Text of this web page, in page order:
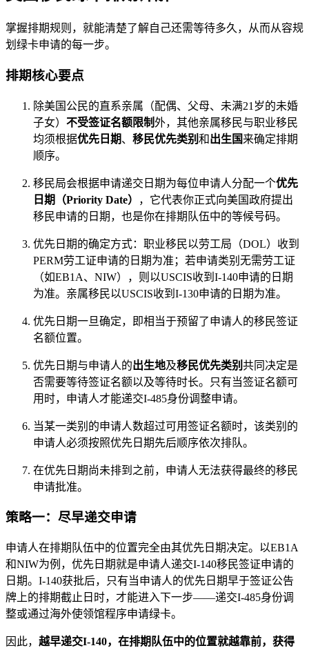
掌握排期规则，就能清楚了解自己还需等待多久，从而从容规
划绿卡申请的每一步。
排期核心要点
除美国公民的直系亲属（配偶、父母、未满21岁的未婚
子女） 不受签证名额限制外，其他亲属移民与职业移民
均须根据优先日期、 移民优先类别 和出生国 来确定排期
顺序。
移民局会根据申请递交日期为每位申请人分配一个优先
日期（Priority Date）
，它代表你正式向美国政府提出
移民申请的日期，也是你在排期队伍中的等候号码。
优先日期的确定方式：职业移民以劳工局（DOL）收到
PERM劳工证申请的日期为准；若申请类别无需劳工证
（如EB1A、NIW），则以USCIS收到I-140申请的日期
为准。亲属移民以USCIS收到I-130申请的日期为准。
优先日期一旦确定，即相当于预留了申请人的移民签证
名额位置。
优先日期与申请人的出生地及移民优先类别 共同决定是
否需要等待签证名额以及等待时长。只有当签证名额可
用时，申请人才能递交I-485身份调整申请。
当某一类别的申请人数超过可用签证名额时，该类别的
申请人必须按照优先日期先后顺序依次排队。
在优先日期尚未排到之前，申请人无法获得最终的移民
申请批准。
策略一：尽早递交申请
申请人在排期队伍中的位置完全由其优先日期决定。以EB1A
和NIW为例，优先日期就是申请人递交I-140移民签证申请的
日期。I-140获批后，只有当申请人的优先日期早于签证公告
牌上的排期截止日时，才能进入下一步——递交I-485身份调
整或通过海外使领馆程序申请绿卡。
因此， 越早递交I-140，在排期队伍中的位置就越靠前，获得